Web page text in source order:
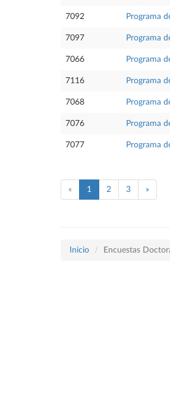
7092 Programa
7097 Programa
7066 Programa
7116 Programa
7068 Programa
7076 Programa
7077 Programa
« 1 2 3 »
Inicio Encuestas